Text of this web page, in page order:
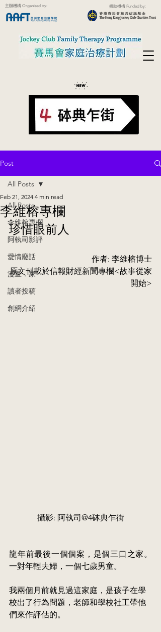
主辦機構 Organised by: 捐助機構 Funded by:
Post
All Posts
李維榕專欄
阿執司影評
愛情廢話
漫畫．家
讀者投稿
創網介紹
All Posts
李維榕專欄
Feb 21, 2024 4 min read
珍惜眼前人
作者: 李維榕博士
原⽂刊載於信報財經新聞專欄<故事從家
開始>
攝影: 阿執司@4砵典乍街
龍年前最後一個個案，是個三口之家。
一對年輕夫婦，一個七歲男童。
我兩個月前就見過這家庭， 是孩子在學
校出了行為問題，老師和學校社工帶他
們來作評估的。